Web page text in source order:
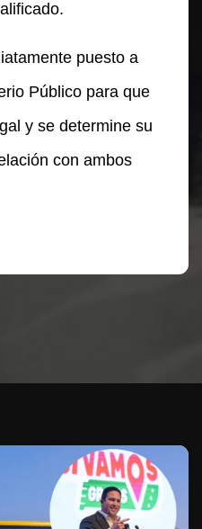
puesto a
Público para que
y se determine su
con ambos